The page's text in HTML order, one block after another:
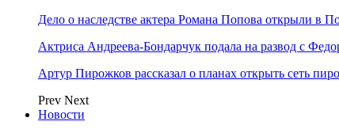
Дело о наследстве актера Романа Попова открыли в
Актриса Андреева-Бондарчук подала на развод с
Артур Пирожков рассказал о планах открыть сеть
Prev Next
Новости